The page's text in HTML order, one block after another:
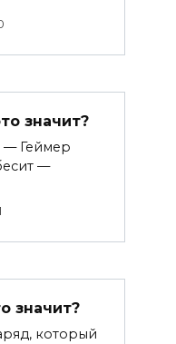
значит?
— Геймер
—
значит?
который